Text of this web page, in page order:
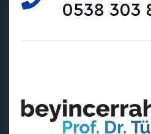
0538 303